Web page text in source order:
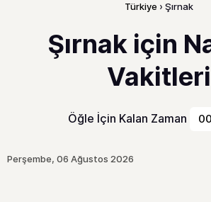
Türkiye Şırnak
Şırnak için
Vakitleri
Öğle İçin Kalan Zaman
Perşembe, 06 Ağustos 2026